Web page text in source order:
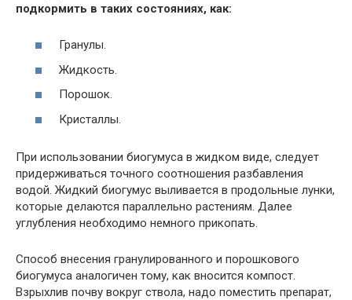
подкормить в таких состояниях, как:
Гранулы.
Жидкость.
Порошок.
Кристаллы.
При использовании биогумуса в жидком виде, следует
придерживаться точного соотношения разбавления
водой. Жидкий биогумус выливается в продольные лунки,
которые делаются параллельно растениям. Далее
углубления необходимо немного прикопать.
Способ внесения гранулированного и порошкового
биогумуса аналогичен тому, как вносится компост.
Взрыхлив почву вокруг ствола, надо поместить препарат,